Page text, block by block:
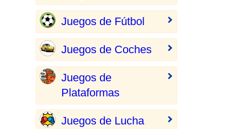
Juegos de Fútbol
Juegos de Coches
Juegos de
Plataformas
Juegos de Lucha